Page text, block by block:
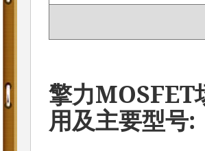
擎力MOSFET
用及主要型号: